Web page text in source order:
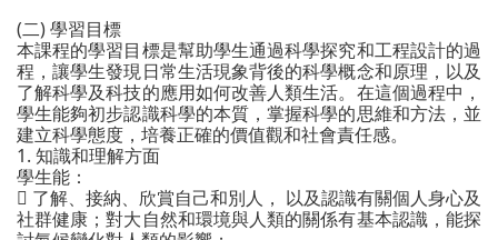
(二) 學習目標
本課程的學習目標是幫助學生通過科學探究和工程設計的過
程，讓學生發現日常生活現象背後的科學概念和原理，以及
了解科學及科技的應用如何改善人類生活。在這個過程中，
學生能夠初步認識科學的本質，掌握科學的思維和方法，並
建立科學態度，培養正確的價值觀和社會責任感。
1. 知識和理解方面
學生能：
 了解、接納、欣賞自己和別人， 以及認識有關個人身心及
社群健康；對大自然和環境與人類的關係有基本認識，能探